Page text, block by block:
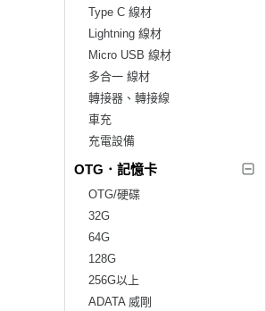
Type C 線材
Lightning 線材
Micro USB 線材
多合一 線材
轉接器、轉接線
車充
充電設備
OTG．記憶卡
OTG/硬碟
32G
64G
128G
256G以上
ADATA 威剛